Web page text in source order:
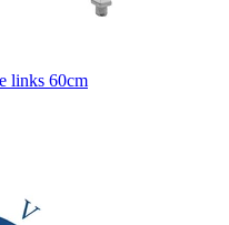
links 60cm